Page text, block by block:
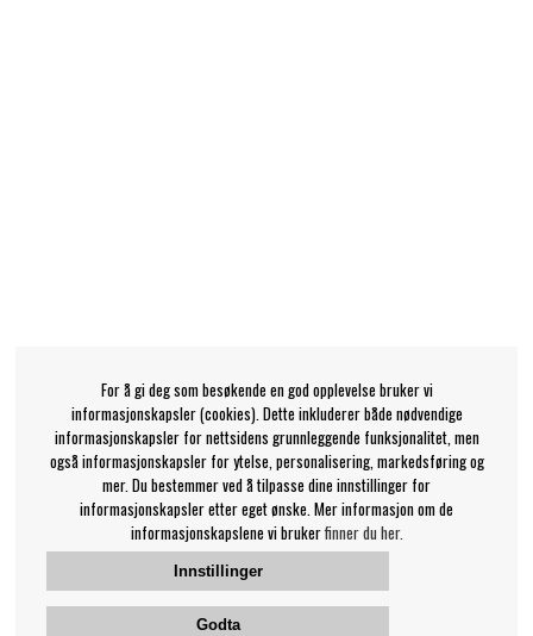
For å gi deg som besøkende en god opplevelse bruker vi
informasjonskapsler (cookies). Dette inkluderer både nødvendige
informasjonskapsler for nettsidens grunnleggende funksjonalitet, men
også informasjonskapsler for ytelse, personalisering, markedsføring og
mer. Du bestemmer ved å tilpasse dine innstillinger for
informasjonskapsler etter eget ønske. Mer informasjon om de
informasjonskapslene vi brukerfinner du her.
Innstillinger
Godta